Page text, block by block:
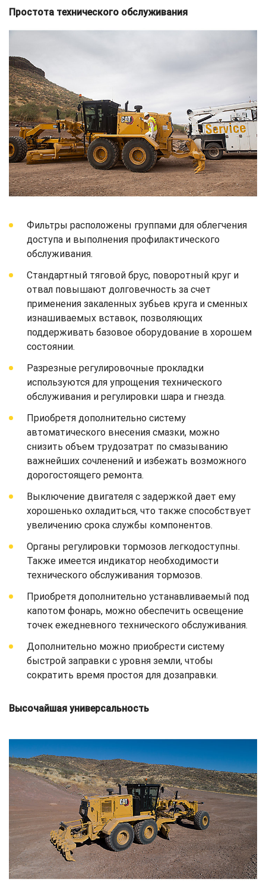
Простота технического обслуживания
Фильтры расположены группами для облегчения
доступа и выполнения профилактического
обслуживания.
Стандартный тяговой брус, поворотный круг и
отвал повышают долговечность за счет
применения закаленных зубьев круга и сменных
изнашиваемых вставок, позволяющих
поддерживать базовое оборудование в хорошем
состоянии.
Разрезные регулировочные прокладки
используются для упрощения технического
обслуживания и регулировки шара и гнезда.
Приобретя дополнительно систему
автоматического внесения смазки, можно
снизить объем трудозатрат по смазыванию
важнейших сочленений и избежать возможного
дорогостоящего ремонта.
Выключение двигателя с задержкой дает ему
хорошенько охладиться, что также способствует
увеличению срока службы компонентов.
Органы регулировки тормозов легкодоступны.
Также имеется индикатор необходимости
технического обслуживания тормозов.
Приобретя дополнительно устанавливаемый под
капотом фонарь, можно обеспечить освещение
точек ежедневного технического обслуживания.
Дополнительно можно приобрести систему
быстрой заправки с уровня земли, чтобы
сократить время простоя для дозаправки.
Высочайшая универсальность